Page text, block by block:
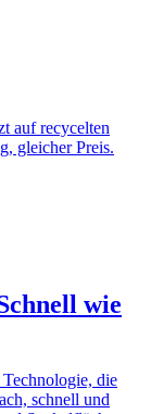
auf recycelten
gleicher Preis.
wie
die
schnell und